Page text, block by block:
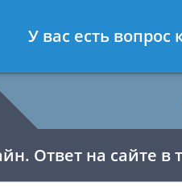
делам
Ответ на сайте в
У вас есть вопрос